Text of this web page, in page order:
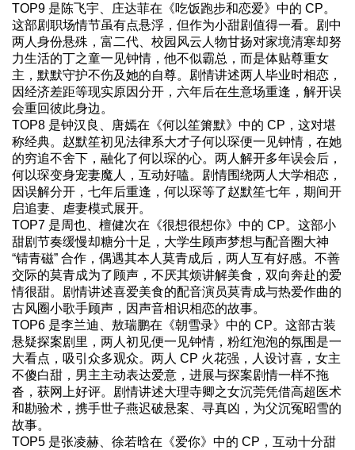
TOP9 是陈飞宇、庄达菲在《吃饭跑步和恋爱》中的 CP。
这部剧职场情节虽有点悬浮，但作为小甜剧值得一看。剧中
两人身份悬殊，富二代、校园风云人物甘扬对家境清寒却努
力生活的丁之童一见钟情，他不似霸总，而是体贴尊重女
主，默默守护不伤及她的自尊。剧情讲述两人毕业时相恋，
因经济差距等现实原因分开，六年后在生意场重逢，解开误
会重回彼此身边。
TOP8 是钟汉良、唐嫣在《何以笙箫默》中的 CP，这对堪
称经典。赵默笙初见法律系大才子何以琛便一见钟情，在她
的穷追不舍下，融化了何以琛的心。两人解开多年误会后，
何以琛变身宠妻魔人，互动好嗑。剧情围绕两人大学相恋，
因误解分开，七年后重逢，何以琛等了赵默笙七年，期间开
启追妻、虐妻模式展开。
TOP7 是周也、檀健次在《很想很想你》中的 CP。这部小
甜剧节奏缓慢却糖分十足，大学生顾声梦想与配音圈大神
“锖青磁” 合作，偶遇其本人莫青成后，两人互有好感。不善
交际的莫青成为了顾声，不厌其烦讲解美食，双向奔赴的爱
情很甜。剧情讲述喜爱美食的配音演员莫青成与热爱作曲的
古风圈小歌手顾声，因声音相识相恋的故事。
TOP6 是李兰迪、敖瑞鹏在《朝雪录》中的 CP。这部古装
悬疑探案剧里，两人初见便一见钟情，粉红泡泡的氛围是一
大看点，吸引众多观众。两人 CP 火花强，人设讨喜，女主
不傻白甜，男主主动表达爱意，进展与探案剧情一样不拖
沓，获网上好评。剧情讲述大理寺卿之女沉莞凭借高超医术
和勘验术，携手世子燕迟破悬案、寻真凶，为父沉冤昭雪的
故事。
TOP5 是张凌赫、徐若晗在《爱你》中的 CP，互动十分甜